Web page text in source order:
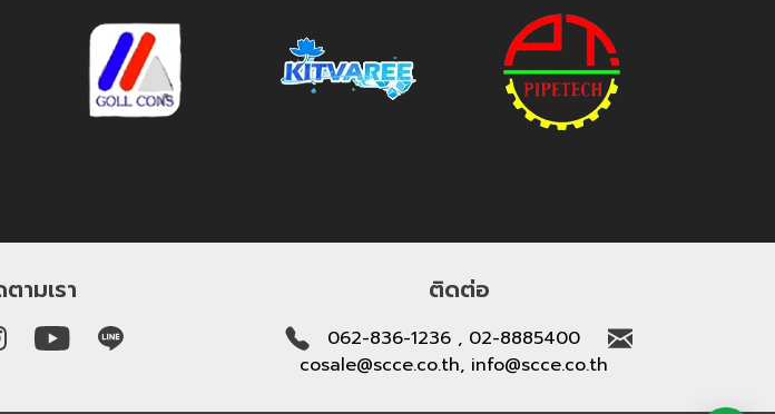
ามเรา ติดต่อ
062-836-1236 , 02-8885400
cosale@scce.co.th, info@scce.co.th